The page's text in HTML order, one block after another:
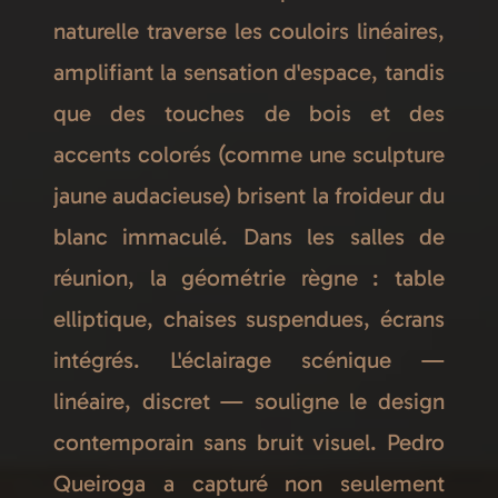
naturelle traverse les couloirs linéaires,
amplifiant la sensation d'espace, tandis
que des touches de bois et des
accents colorés (comme une sculpture
jaune audacieuse) brisent la froideur du
blanc immaculé. Dans les salles de
réunion, la géométrie règne : table
elliptique, chaises suspendues, écrans
intégrés. L'éclairage scénique —
linéaire, discret — souligne le design
contemporain sans bruit visuel. Pedro
Queiroga a capturé non seulement